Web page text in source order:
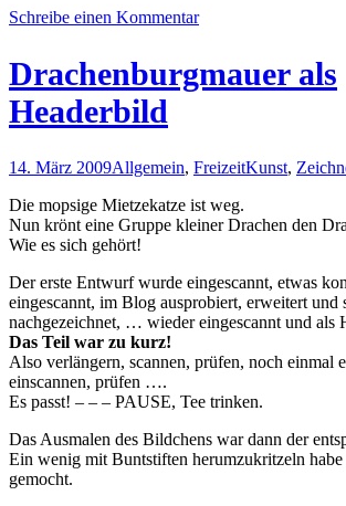
Schreibe einen Kommentar
Drachenburgmauer als
Headerbild
14. März 2009Allgemein, FreizeitKunst,
Die mopsige Mietzekatze ist weg.
Nun krönt eine Gruppe kleiner Drachen den
Wie es sich gehört!
Der erste Entwurf wurde eingescannt, etwas
eingescannt, im Blog ausprobiert, erweitert und
nachgezeichnet, … wieder eingescannt und als
Das Teil war zu kurz!
Also verlängern, scannen, prüfen, noch einmal
einscannen, prüfen ….
Es passt! – – – PAUSE, Tee trinken.
Das Ausmalen des Bildchens war dann der
Ein wenig mit Buntstiften herumzukritzeln
gemocht.